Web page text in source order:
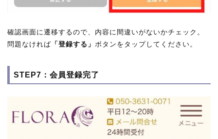
確認画面に遷移するので、内容に間違いがないかチェック。
問題なければ 「登録する」 ボタンをタップしてください。
STEP7：会員登録完了